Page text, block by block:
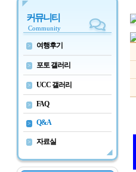
커뮤니티
Community
> 여행후기
> 포토 갤러리
> UCC 갤러리
> FAQ
> Q&A
> 자료실